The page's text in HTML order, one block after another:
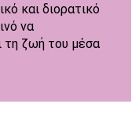
και διορατικό
να
τη ζωή του μέσα